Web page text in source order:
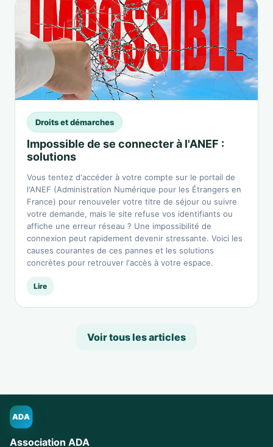
Droits et démarches
Impossible de se connecter à l'ANEF :
solutions
Vous tentez d'accéder à votre compte sur le portail de
l'ANEF (Administration Numérique pour les Étrangers en
France) pour renouveler votre titre de séjour ou suivre
votre demande, mais le site refuse vos identifiants ou
affiche une erreur réseau ? Une impossibilité de
connexion peut rapidement devenir stressante. Voici les
causes courantes de ces pannes et les solutions
concrètes pour retrouver l'accès à votre espace.
Lire
Voir tous les articles
ADA
Association ADA